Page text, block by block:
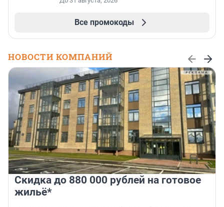
Все промокоды
НОВОСТИ КОМПАНИЙ
Скидка до 880 000 рублей на готовое
жильё*